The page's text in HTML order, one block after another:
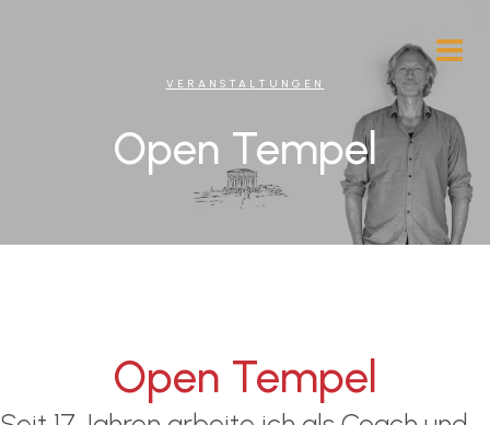
VERANSTALTUNGEN
Open Tempel
Open Tempel